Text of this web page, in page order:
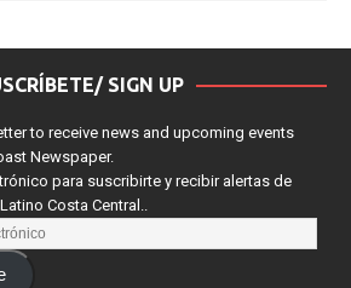
SIGN UP
to receive news and upcoming events
Newspaper.
para suscribirte y recibir alertas de
Costa Central..